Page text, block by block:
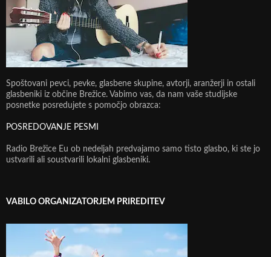
Spoštovani pevci, pevke, glasbene skupine, avtorji, aranžerji in ostali
glasbeniki iz občine Brežice. Vabimo vas, da nam vaše studijske
posnetke posredujete s pomočjo obrazca:
POSREDOVANJE PESMI
Radio Brežice Eu ob nedeljah predvajamo samo tisto glasbo, ki ste jo
ustvarili ali soustvarili lokalni glasbeniki.
VABILO ORGANIZATORJEM PRIREDITEV